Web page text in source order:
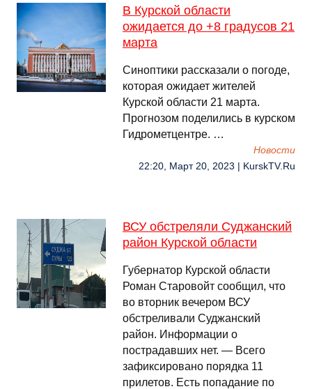
В Курской области
ожидается до +8 градусов 21
марта
Синоптики рассказали о погоде,
которая ожидает жителей
Курской области 21 марта.
Прогнозом поделились в курском
Гидрометцентре. …
Новости
22:20, Март 20, 2023 | KurskTV.Ru
ВСУ обстреляли Суджанский
район Курской области
Губернатор Курской области
Роман Старовойт сообщил, что
во вторник вечером ВСУ
обстреливали Суджанский
район. Информации о
пострадавших нет. — Всего
зафиксировано порядка 11
прилетов. Есть попадание по